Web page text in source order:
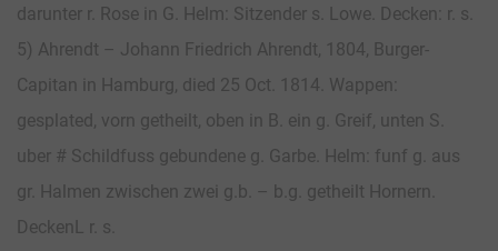
darunter r. Rose in G. Helm: Sitzender s. Lowe. Decken: r. s.
5) Ahrendt – Johann Friedrich Ahrendt, 1804, Burger-
Capitan in Hamburg, died 25 Oct. 1814. Wappen:
gesplated, vorn getheilt, oben in B. ein g. Greif, unten S.
uber # Schildfuss gebundene g. Garbe. Helm: funf g. aus
gr. Halmen zwischen zwei g.b. – b.g. getheilt Hornern.
DeckenL r. s.